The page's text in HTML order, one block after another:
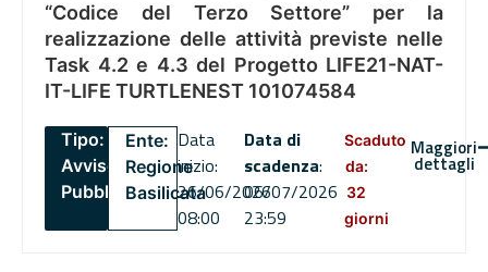
“Codice del Terzo Settore” per la
realizzazione delle attività previste nelle
Task 4.2 e 4.3 del Progetto LIFE21-NAT-
IT-LIFE TURTLENEST 101074584
Tipo:
Avviso
Pubblico
Ente:
Regione
Basilicata
Data
inizio:
26/06/2026
08:00
Data di
scadenza:
06/07/2026
23:59
Scaduto
da:
32
giorni
Maggiori
dettagli